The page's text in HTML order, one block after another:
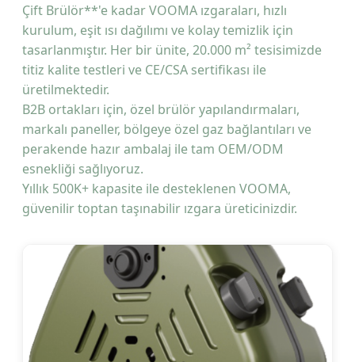
Çift Brülör**'e kadar VOOMA ızgaraları, hızlı
kurulum, eşit ısı dağılımı ve kolay temizlik için
tasarlanmıştır. Her bir ünite, 20.000 m² tesisimizde
titiz kalite testleri ve CE/CSA sertifikası ile
üretilmektedir.
B2B ortakları için, özel brülör yapılandırmaları,
markalı paneller, bölgeye özel gaz bağlantıları ve
perakende hazır ambalaj ile tam OEM/ODM
esnekliği sağlıyoruz.
Yıllık 500K+ kapasite ile desteklenen VOOMA,
güvenilir toptan taşınabilir ızgara üreticinizdir.